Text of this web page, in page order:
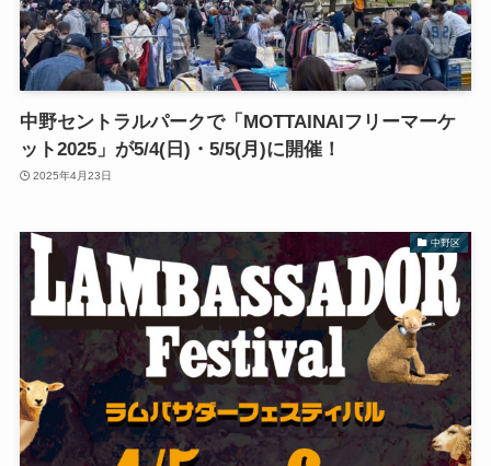
中野セントラルパークで「MOTTAINAIフリーマーケ
ット2025」が5/4(日)・5/5(月)に開催！
2025年4月23日
中野区